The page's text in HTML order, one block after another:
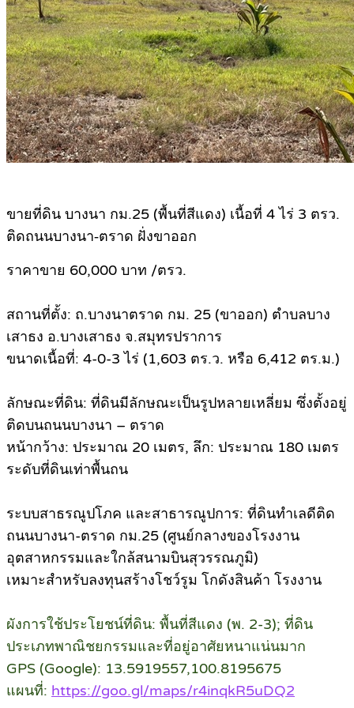
ขายที่ดิน บางนา กม.25 (พื้นที่สีแดง) เนื้อที่ 4 ไร่ 3 ตรว.
ติดถนนบางนา‑ตราด ฝั่งขาออก
ราคาขาย 60,000 บาท /ตรว.
สถานที่ตั้ง: ถ.บางนาตราด กม. 25 (ขาออก) ตําบลบาง
เสาธง อ.บางเสาธง จ.สมุทรปราการ
ขนาดเนื้อที่: 4-0-3 ไร่ (1,603 ตร.ว. หรือ 6,412 ตร.ม.)
ลักษณะที่ดิน: ที่ดินมีลักษณะเป็นรูปหลายเหลี่ยม ซึ่งตั้งอยู่
ติดบนถนนบางนา – ตราด
หน้ากว้าง: ประมาณ 20 เมตร, ลึก: ประมาณ 180 เมตร
ระดับที่ดินเท่าพื้นถน
ระบบสาธรณูปโภค และสาธารณูปการ: ที่ดินทําเลดีติด
ถนนบางนา-ตราด กม.25 (ศูนย์กลางของโรงงาน
อุตสาหกรรมและใกล้สนามบินสุวรรณภูมิ)
เหมาะสําหรับลงทุนสร้างโชว์รูม โกดังสินค้า โรงงาน
ผังการใช้ประโยชน์ที่ดิน: พื้นที่สีแดง (พ. 2-3); ที่ดิน
ประเภทพาณิชยกรรมและที่อยู่อาศัยหนาแน่นมาก
GPS (Google): 13.5919557,100.8195675
แผนที่: https://goo.gl/maps/r4inqkR5uDQ2